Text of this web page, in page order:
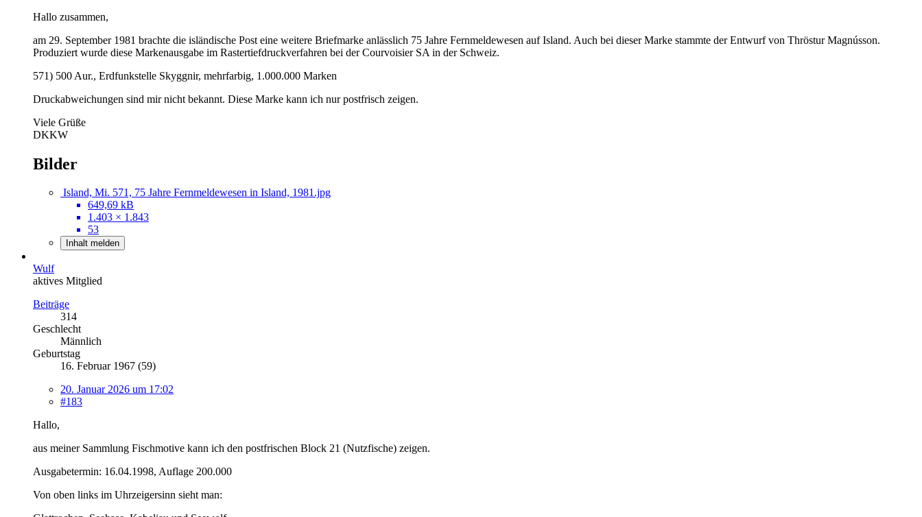
Hallo zusammen,
am 29. September 1981 brachte die isländische Post eine weitere Briefmarke anlässlich 75 Jahre Fernmeldewesen auf Island. Auch bei dieser Marke stammte der Entwurf von Thröstur Magnússon.
Produziert wurde diese Markenausgabe im Rastertiefdruckverfahren bei der Courvoisier SA in der Schweiz.
571) 500 Aur., Erdfunkstelle Skyggnir, mehrfarbig, 1.000.000 Marken
Druckabweichungen sind mir nicht bekannt. Diese Marke kann ich nur postfrisch zeigen.
Viele Grüße
DKKW
Bilder
Island, Mi. 571, 75 Jahre Fernmeldewesen in Island, 1981.jpg
649,69 kB
1.403 × 1.843
53
Inhalt melden
Wulf
aktives Mitglied
Beiträge
314
Geschlecht
Männlich
Geburtstag
16. Februar 1967 (59)
20. Januar 2026 um 17:02
#183
Hallo,
aus meiner Sammlung Fischmotive kann ich den postfrischen Block 21 (Nutzfische) zeigen.
Ausgabetermin: 16.04.1998, Auflage 200.000
Von oben links im Uhrzeigersinn sieht man: